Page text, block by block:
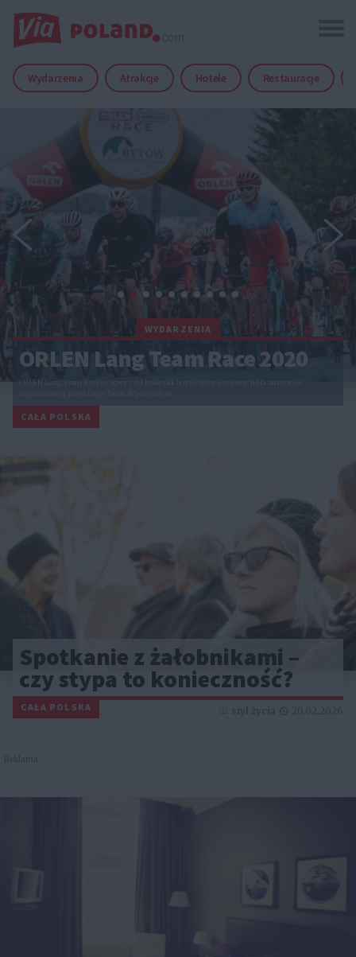
Wydarzenia Atrakcje Hotele Restauracje
WYDARZENIA
ORLEN Lang Team Race 2020
ORLEN Lang Team Race to nowy cykl kolarskich wyścigów szosowych dla amatorów
CAŁA POLSKA
Spotkanie z żałobnikami –
czy stypa to konieczność?
CAŁA POLSKA